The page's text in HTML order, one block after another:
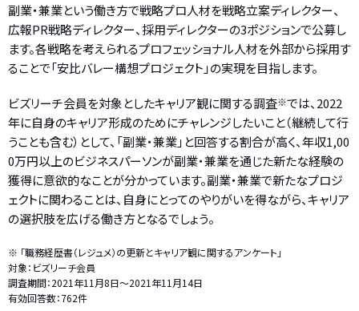
副業・兼業という働き⽅で戦略プロ人材を戦略立案ディレクター、
広報PR戦略ディレクター、採用ディレクターの3ポジションで公募し
ます。各戦略を考えられるプロフェッショナル人材を外部から採用す
ることで「安比バレー構想プロジェクト」の実現を目指します。
ビズリーチ会員を対象としたキャリア観に関する調査※では、2022
年に自身のキャリア形成のためにチャレンジしたいこと（継続して行
うことも含む）として、「副業・兼業」と回答する割合が高く、年収1,00
0万円以上のビジネスパーソンが副業・兼業を通じた新たな経験の
獲得に意欲的なことが分かっています。副業・兼業で新たなプロジ
ェクトに関わることは、自身にとってのやりがいを得ながら、キャリア
の選択肢を広げる働き方となるでしょう。
※ 「職務経歴書（レジュメ）の更新とキャリア観に関するアンケート」
対象：ビズリーチ会員
調査期間：2021年11月8日～2021年11月14日
有効回答数：762件